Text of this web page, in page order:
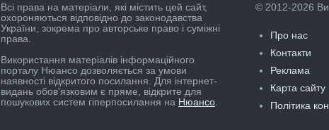
Всі права на матеріали, які містить цей сайт,
охороняються відповідно до законодавства
України, зокрема про авторське право і суміжні
права.
Використання матеріалів інформаційного
порталу Нюансо дозволяється за умови
наявності відкритого посилання. Для інтернет-
видань обов'язковим є пряме, відкрите для
пошукових систем гіперпосилання на Нюансо
© 2012-2026
Про нас
Контакти
Реклама
Карта сайту
Політика